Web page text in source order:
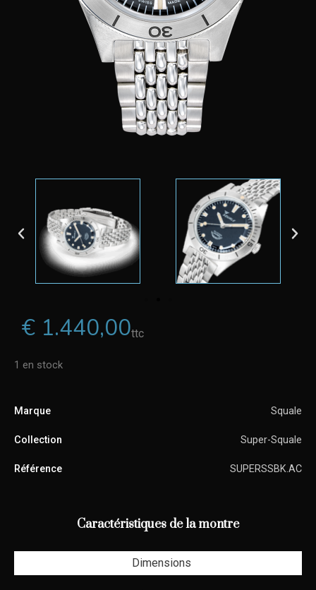
€ 1.440,00ttc
1 en stock
Marque Squale
Collection Super-Squale
Référence SUPERSSBK.AC
Caractéristiques de la montre
Dimensions